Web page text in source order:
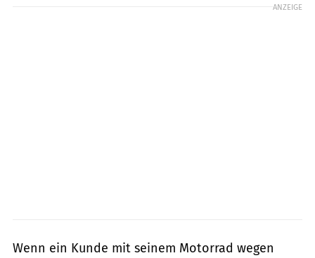
ANZEIGE
Wenn ein Kunde mit seinem Motorrad wegen